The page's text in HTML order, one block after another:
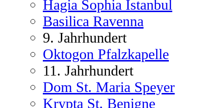
Hagia Sophia Istanbul
Basilica Ravenna
9. Jahrhundert
Oktogon Pfalzkapelle
11. Jahrhundert
Dom St. Maria Speyer
Krypta St. Benigne